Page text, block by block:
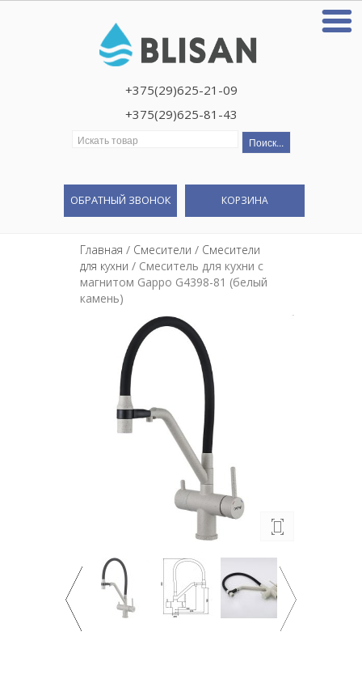
+375(29)625-21-09
+375(29)625-81-43
Искать:
ОБРАТНЫЙ ЗВОНОК КОРЗИНА
Главная / Смесители / Смесители
для кухни / Смеситель для кухни с
магнитом Gappo G4398-81 (белый
камень)